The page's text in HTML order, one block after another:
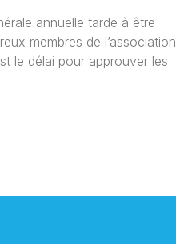
annuelle tarde à être
membres de l’association
le délai pour approuver les